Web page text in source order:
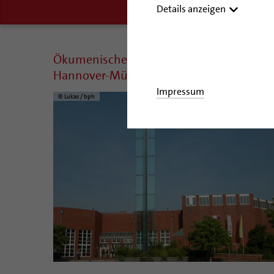
Details anzeigen
Impressum
Ökumenisches Kirchencentrum
Hannover-Mühlenberg
© Lukas / bph